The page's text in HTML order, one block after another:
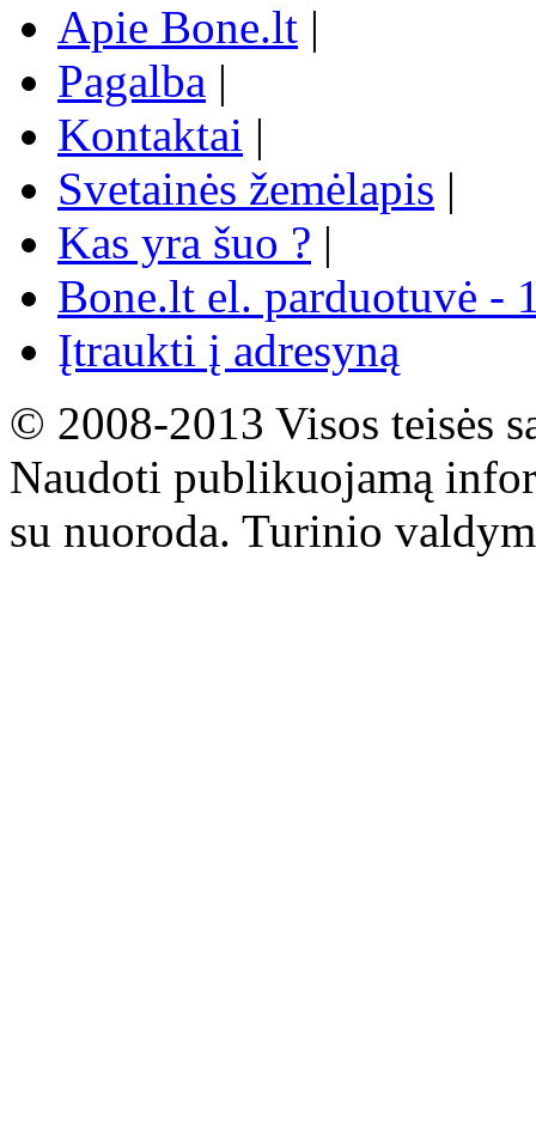
Apie Bone.lt |
Pagalba |
Kontaktai |
Svetainės žemėlapis |
Kas yra šuo ? |
Bone.lt el. parduotuvė -
Įtraukti į adresyną
© 2008-2013 Visos teisės
Naudoti publikuojamą
su nuoroda. Turinio